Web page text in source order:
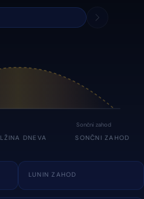
Sončni zahod
DNEVA SONČNI ZAHOD
LUNIN ZAHOD